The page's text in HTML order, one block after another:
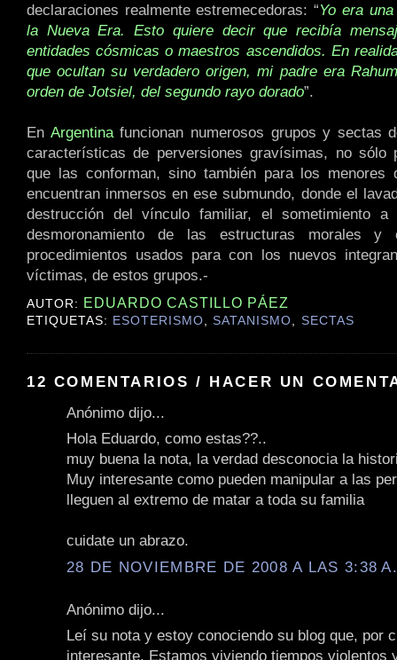
declaraciones realmente estremecedoras: “Yo era
la Nueva Era. Esto quiere decir que recibía
entidades cósmicas o maestros ascendidos. En
que ocultan su verdadero origen, mi padre era
orden de Jotsiel, del segundo rayo dorado”.
En Argentinafuncionan numerosos grupos y sectas
características de perversiones gravísimas, no sólo
que las conforman, sino también para los menores
encuentran inmersos en ese submundo, donde el
destrucción del vínculo familiar, el sometimiento a
desmoronamiento de las estructuras morales
procedimientos usados para con los nuevos
víctimas, de estos grupos.-
AUTOR: EDUARDO CASTILLO PÁEZ
ETIQUETAS: ESOTERISMO,SATANISMO, SECTAS
12 COMENTARIOS / HACER UN
Anónimo dijo...
Hola Eduardo, como estas??..
muy buena la nota, la verdad desconocia la
Muy interesante como pueden manipular a las
lleguen al extremo de matar a toda su familia
cuidate un abrazo.
28 DE NOVIEMBRE DE 2008 A LAS 3:38
Anónimo dijo...
Leí su nota y estoy conociendo su blog que, por
interesante. Estamos viviendo tiempos violentos